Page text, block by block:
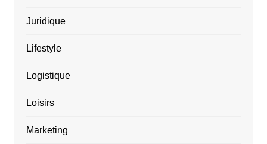
Juridique
Lifestyle
Logistique
Loisirs
Marketing